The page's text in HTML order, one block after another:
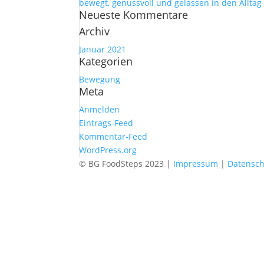
bewegt, genussvoll und gelassen in den Alltag
Neueste Kommentare
Archiv
Januar 2021
Kategorien
Bewegung
Meta
Anmelden
Eintrags-Feed
Kommentar-Feed
WordPress.org
© BG FoodSteps 2023 | Impressum |